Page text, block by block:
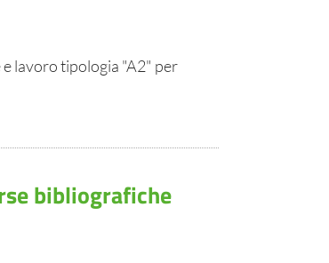
lavoro tipologia "A2" per
bibliografiche